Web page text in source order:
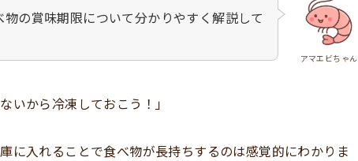
アマエビちゃん
の賞味期限について分かりやすく解説して
いから冷凍しておこう！」
に入れることで食べ物が長持ちするのは感覚的にわかりま